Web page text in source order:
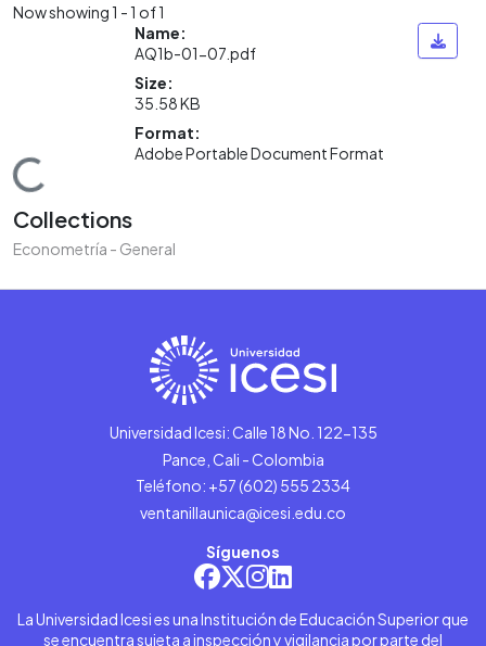
Now showing1 - 1 of 1
Loading...
Name:
AQ1b-01-07.pdf
Size:
35.58 KB
Format:
Adobe Portable Document Format
Collections
Econometría - General
Universidad Icesi: Calle 18 No. 122-135
Pance, Cali - Colombia
Teléfono: +57 (602) 555 2334
ventanillaunica@icesi.edu.co
Síguenos
La Universidad Icesi es una Institución de Educación Superior que
se encuentra sujeta a inspección y vigilancia por parte del